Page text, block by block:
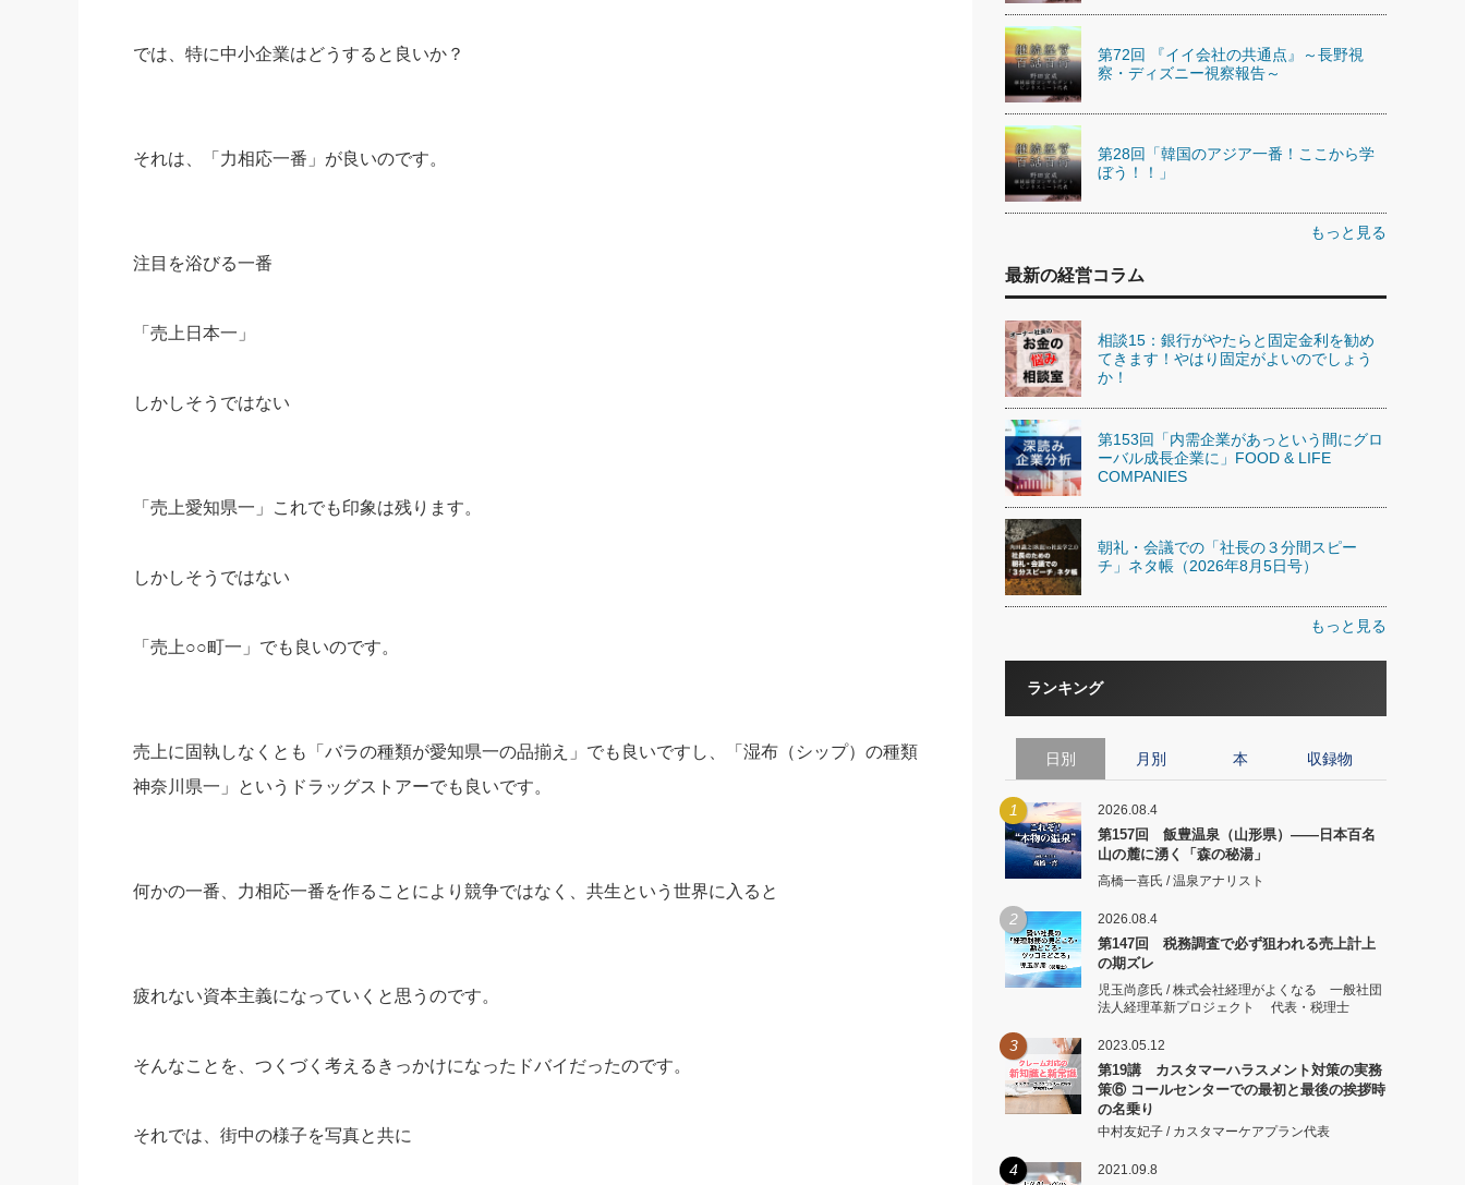
では、特に中小企業はどうすると良いか？
それは、「力相応一番」が良いのです。
注目を浴びる一番
「売上日本一」
しかしそうではない
「売上愛知県一」これでも印象は残ります。
しかしそうではない
「売上○○町一」でも良いのです。
売上に固執しなくとも「バラの種類が愛知県一の品揃え」でも良いですし、「湿布（シップ）の種類
神奈川県一」というドラッグストアーでも良いです。
何かの一番、力相応一番を作ることにより競争ではなく、共生という世界に入ると
疲れない資本主義になっていくと思うのです。
そんなことを、つくづく考えるきっかけになったドバイだったのです。
それでは、街中の様子を写真と共に
第72回 『イイ会社の共通点』～長野視
察・ディズニー視察報告～
第28回「韓国のアジア一番！ここから学
ぼう！！」
もっと見る
最新の経営コラム
相談15：銀行がやたらと固定金利を勧め
てきます！やはり固定がよいのでしょう
か！
第153回「内需企業があっという間にグロ
ーバル成長企業に」FOOD & LIFE
COMPANIES
朝礼・会議での「社長の３分間スピー
チ」ネタ帳（2026年8月5日号）
もっと見る
ランキング
日別 月別 本 収録物
1 2026.08.4
第157回 飯豊温泉（山形県）――日本百名
山の麓に湧く「森の秘湯」
高橋一喜氏 / 温泉アナリスト
2 2026.08.4
第147回 税務調査で必ず狙われる売上計上
の期ズレ
児玉尚彦氏 / 株式会社経理がよくなる 一般社団
法人経理革新プロジェクト 代表・税理士
3 2023.05.12
第19講 カスタマーハラスメント対策の実務
策⑥ コールセンターでの最初と最後の挨拶時
の名乗り
中村友妃子 / カスタマーケアプラン代表
4 2021.09.8